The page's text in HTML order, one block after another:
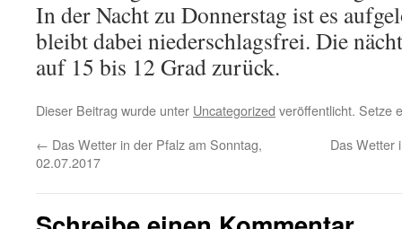
In der Nacht zu Donnerstag ist es
bleibt dabei niederschlagsfrei. Die
auf 15 bis 12 Grad zurück.
Dieser Beitrag wurde unter Uncategorized veröffentlicht. Setze
← Das Wetter in der Pfalz am Sonntag,
02.07.2017
Das Wetter